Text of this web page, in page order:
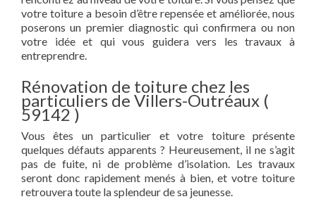
votre toiture a besoin d’être repensée et améliorée, nous
poserons un premier diagnostic qui confirmera ou non
votre idée et qui vous guidera vers les travaux à
entreprendre.
Rénovation de toiture chez les
particuliers de Villers-Outréaux (
59142 )
Vous êtes un particulier et votre toiture présente
quelques défauts apparents ? Heureusement, il ne s’agit
pas de fuite, ni de problème d’isolation. Les travaux
seront donc rapidement menés à bien, et votre toiture
retrouvera toute la splendeur de sa jeunesse.